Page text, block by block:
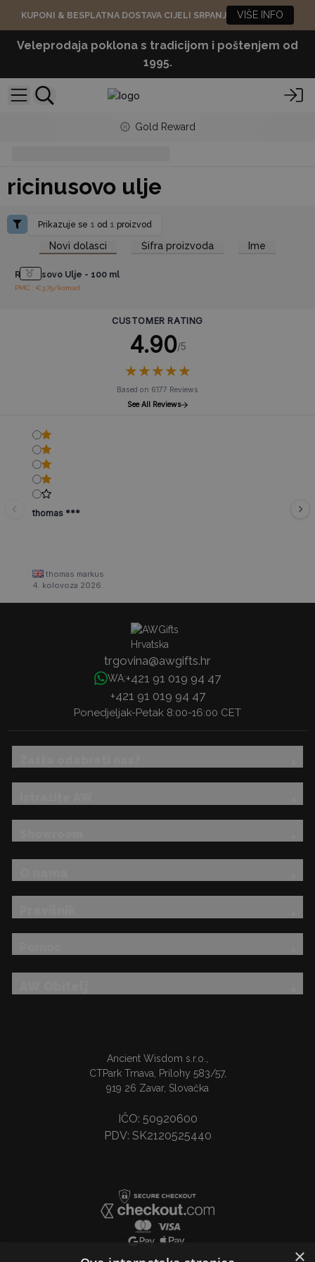
KUPONI & BESPLATNA DOSTAVA CIJELI SRPANJ VIŠE INFO
Veleprodaja poklona s tradicijom i poštenjem od
1995.
Gold Reward
ricinusovo ulje
Prikazuje se 1 od 1 proizvod
Novi dolasci Šifra proizvoda Ime
Pristup veleprodajnim
cijenama
Ricinusovo Ulje - 100 ml
PMC : €3.75/komad
CUSTOMER RATING
4.90/5
★★★★★
★★★★★
Based on 6177 Reviews
See All Reviews
thomas ***
thomas markus
4. kolovoza 2026.
trgovina@awgifts.hr
WA:+421 91 019 94 47
+421 91 019 94 47
Ponedjeljak-Petak 8:00-16:00 CET
Ancient Wisdom s.r.o.,
CTPark Trnava, Prílohy 583/57,
919 26 Zavar, Slovačka
IČO: 50920600
PDV: SK2120525440
×